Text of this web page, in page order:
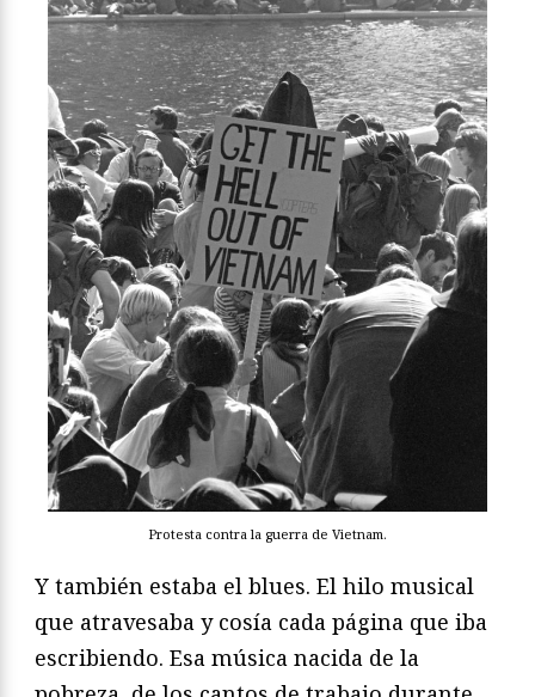
Protesta contra la guerra de Vietnam.
Y también estaba el blues. El hilo musical
que atravesaba y cosía cada página que iba
escribiendo. Esa música nacida de la